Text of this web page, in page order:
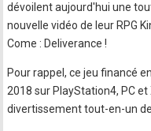
dévoilent aujourd'hui une
nouvelle vidéo de leur RPG
Come : Deliverance !
Pour rappel, ce jeu financé
2018 sur PlayStation4, PC
divertissement tout-en-un